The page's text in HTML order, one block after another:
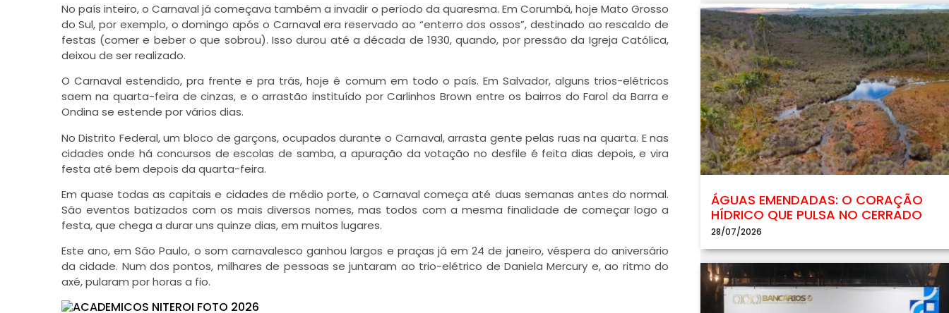
No país inteiro, o Carnaval já começava também a invadir o período da quaresma. Em Corumbá, hoje Mato Grosso
do Sul, por exemplo, o domingo após o Carnaval era reservado ao “enterro dos ossos”, destinado ao rescaldo de
festas (comer e beber o que sobrou). Isso durou até a década de 1930, quando, por pressão da Igreja Católica,
deixou de ser realizado.
O Carnaval estendido, pra frente e pra trás, hoje é comum em todo o país. Em Salvador, alguns trios-elétricos
saem na quarta-feira de cinzas, e o arrastão instituído por Carlinhos Brown entre os bairros do Farol da Barra e
Ondina se estende por vários dias.
No Distrito Federal, um bloco de garçons, ocupados durante o Carnaval, arrasta gente pelas ruas na quarta. E nas
cidades onde há concursos de escolas de samba, a apuração da votação no desfile é feita dias depois, e vira
festa até bem depois da quarta-feira.
Em quase todas as capitais e cidades de médio porte, o Carnaval começa até duas semanas antes do normal.
São eventos batizados com os mais diversos nomes, mas todos com a mesma finalidade de começar logo a
festa, que chega a durar uns quinze dias, em muitos lugares.
Este ano, em São Paulo, o som carnavalesco ganhou largos e praças já em 24 de janeiro, véspera do aniversário
da cidade. Num dos pontos, milhares de pessoas se juntaram ao trio-elétrico de Daniela Mercury e, ao ritmo do
axé, pularam por horas a fio.
ÁGUAS EMENDADAS: O CORAÇÃO
HÍDRICO QUE PULSA NO CERRADO
28/07/2026